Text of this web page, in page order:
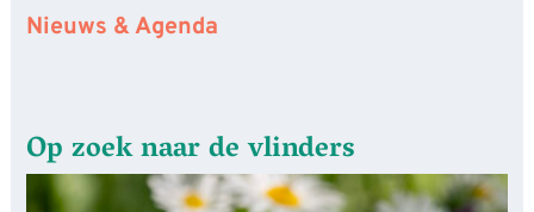
Nieuws & Agenda
Op zoek naar de vlinders